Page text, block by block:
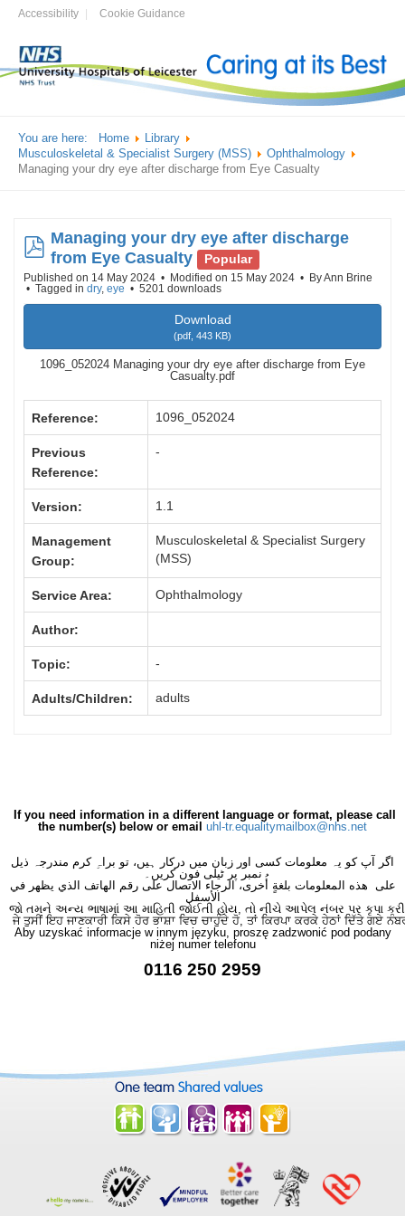
Accessibility Cookie Guidance
You are here: Home
Library
Musculoskeletal & Specialist Surgery (MSS)
Ophthalmology
Managing your dry eye after discharge from Eye Casualty
pdf
Managing your dry eye after discharge
from Eye Casualty
Popular
Published on 14 May 2024 Modified on 15 May 2024 ByAnn Brine
Tagged in dry, eye 5201 downloads
Download
(pdf, 443 KB)
1096_052024 Managing your dry eye after discharge from Eye
Casualty.pdf
Reference: 1096_052024
Previous
Reference:
-
Version: 1.1
Management
Group:
Musculoskeletal & Specialist Surgery
(MSS)
Service Area: Ophthalmology
Author:
Topic: -
Adults/Children: adults
If you need information in a different language or format, please call
the number(s) below or email uhl-tr.equalitymailbox@nhs.net
اگر آپ کو یہ معلومات کسی اور زبان میں درکار ہیں، تو براہِ کرم مندرجہ ذیل
نمبر پر ٹیلی فون کریں۔
على هذه المعلومات بلغةٍ أُخرى، الرجاء الاتصال على رقم الهاتف الذي يظهر في
الأسفل
જો તમને અન્ય ભાષામાં આ માહિતી જોઈતી હોય, તો નીચે આપેલ નંબર પર કૃપા કરી
ਜੇ ਤੁਸੀਂ ਇਹ ਜਾਣਕਾਰੀ ਕਿਸੇ ਹੋਰ ਭਾਸ਼ਾ ਵਿਚ ਚਾਹੁੰਦੇ ਹੋ, ਤਾਂ ਕਿਰਪਾ ਕਰਕੇ ਹੇਠਾਂ ਦਿੱਤੇ ਗਏ
Aby uzyskać informacje w innym języku, proszę zadzwonić pod podany
niżej numer telefonu
0116 250 2959